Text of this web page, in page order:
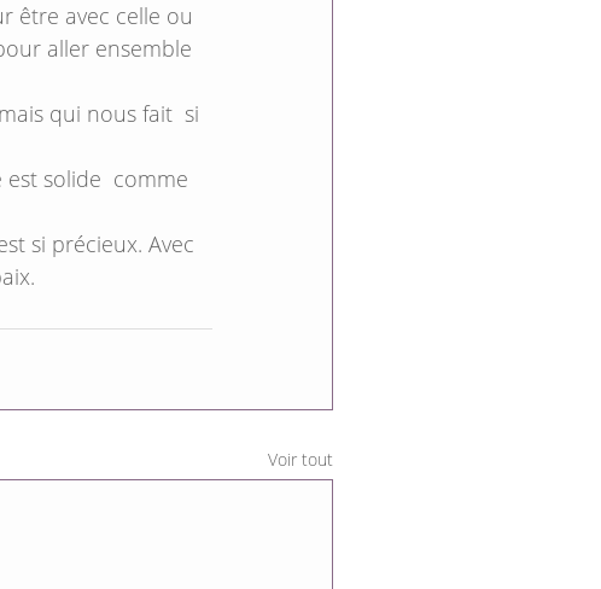
être avec celle ou
aller ensemble
qui nous fait  si
solide  comme
si précieux. Avec
Voir tout